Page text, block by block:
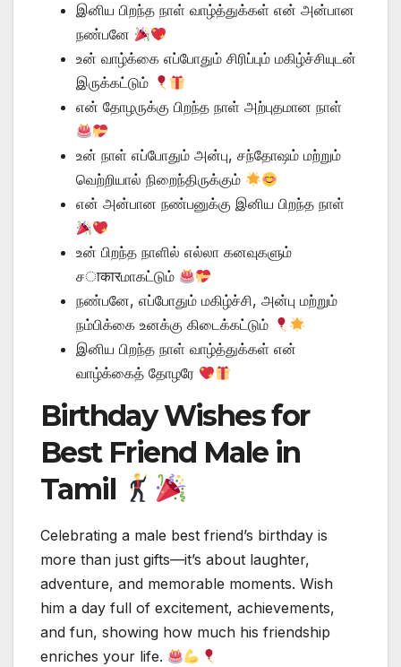
இனிய பிறந்த நாள் வாழ்த்துக்கள் என் அன்பான
நண்பனே
உன் வாழ்க்கை எப்போதும் சிரிப்பும் மகிழ்ச்சியுடன்
இருக்கட்டும்
என் தோழருக்கு பிறந்த நாள் அற்புதமான நாள்
உன் நாள் எப்போதும் அன்பு, சந்தோஷம் மற்றும்
வெற்றியால் நிறைந்திருக்கும்
என் அன்பான நண்பனுக்கு இனிய பிறந்த நாள்
உன் பிறந்த நாளில் எல்லா கனவுகளும்
சाकारமாகட்டும்
நண்பனே, எப்போதும் மகிழ்ச்சி, அன்பு மற்றும்
நம்பிக்கை உனக்கு கிடைக்கட்டும்
இனிய பிறந்த நாள் வாழ்த்துக்கள் என்
வாழ்க்கைத் தோழரே
Birthday Wishes for
Best Friend Male in
Tamil
Celebrating a male best friend’s birthday is
more than just gifts—it’s about laughter,
adventure, and memorable moments. Wish
him a day full of excitement, achievements,
and fun, showing how much his friendship
enriches your life.